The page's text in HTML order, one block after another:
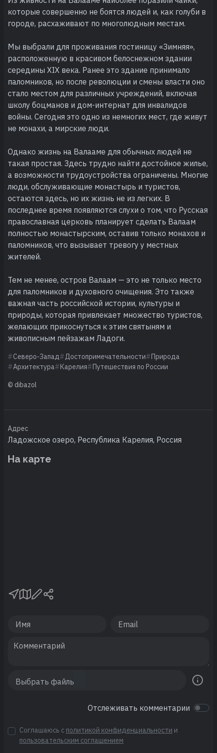
которые совершенно не боятся людей и, как голуби в
городе, расхаживают по многолюдным местам.
Мы выбрали для проживания гостиницу «Зимняя»,
расположенную в красивом белоснежном здании
середины XIX века. Ранее это здание принимало
паломников, но после революции и смены власти оно
стало местом для различных учреждений, включая
школу боцманов и дом-интернат для инвалидов
войны. Сегодня это одно из немногих мест, где живут
не монахи, а мирские люди.
Однако жизнь на Валааме для обычных людей не
такая простая. Здесь трудно найти достойное жилье,
а возможности трудоустройства ограничены. Многие
люди, обслуживающие монастырь и туристов,
остаются здесь, но их жизнь не из легких. В
последнее время появляются слухи о том, что Русская
православная церковь планирует сделать Валаам
полностью монастырским, оставив только монахов и
паломников, что вызывает тревогу у местных
жителей.
Тем не менее, остров Валаам — это не только место
для паломников и духовного очищения. Это также
важная часть российской истории, культуры и
природы, которая привлекает множество туристов,
желающих прикоснуться к этим святыням и
живописным пейзажам Ладоги.
Северо-Запад Достопримечательности
Природа
Архитектура
Карелия Путешествия по России
© dibazol
Адрес
Ладожское озеро, Республика Карелия, Россия
На карте
Отслеживать комментарии
Соглашаюсь с политикой конфиденциальности и
пользовательским соглашением